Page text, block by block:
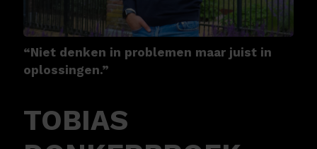
TOBIAS
“Niet denken in problemen maar juist in
oplossingen.”